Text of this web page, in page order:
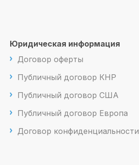
Юридическая информация
Договор оферты
Публичный договор КНР
Публичный договор США
Публичный договор Европа
Договор конфиденциальности